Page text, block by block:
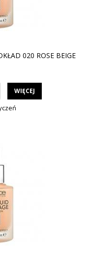
020 ROSE BEIGE
WIĘCEJ